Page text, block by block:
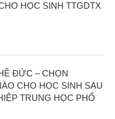
HỌC SINH TTGDTX
ĐỨC – CHỌN
CHO HỌC SINH SAU
TRUNG HỌC PHỔ